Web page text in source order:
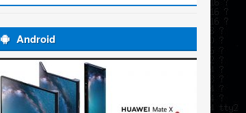
Android